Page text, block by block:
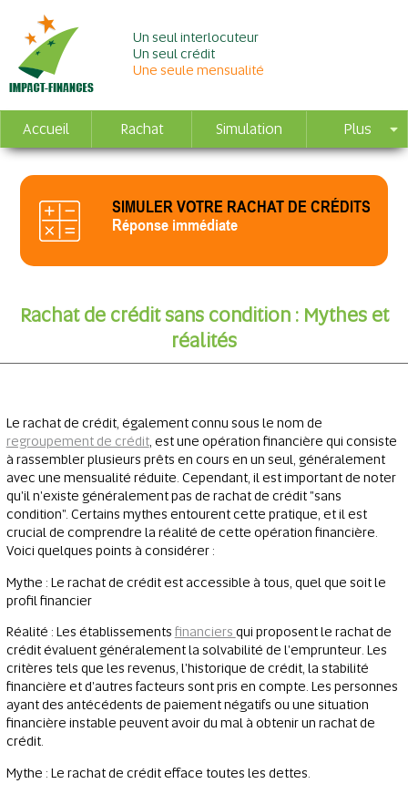
Un seul interlocuteur
Un seul crédit
Une seule mensualité
Accueil Rachat Simulation Plus
SIMULER VOTRE RACHAT DE CRÉDITS
Réponse immédiate
Rachat de crédit sans condition : Mythes et
réalités
Le rachat de crédit, également connu sous le nom de
regroupement de crédit, est une opération financière qui consiste
à rassembler plusieurs prêts en cours en un seul, généralement
avec une mensualité réduite. Cependant, il est important de noter
qu'il n'existe généralement pas de rachat de crédit "sans
condition". Certains mythes entourent cette pratique, et il est
crucial de comprendre la réalité de cette opération financière.
Voici quelques points à considérer :
Mythe : Le rachat de crédit est accessible à tous, quel que soit le
profil financier
Réalité : Les établissements financiers qui proposent le rachat de
crédit évaluent généralement la solvabilité de l'emprunteur. Les
critères tels que les revenus, l'historique de crédit, la stabilité
financière et d'autres facteurs sont pris en compte. Les personnes
ayant des antécédents de paiement négatifs ou une situation
financière instable peuvent avoir du mal à obtenir un rachat de
crédit.
Mythe : Le rachat de crédit efface toutes les dettes.